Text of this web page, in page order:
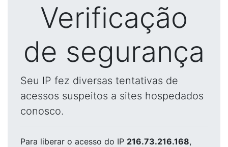
Verificação
de segurança
Seu IP fez diversas tentativas de
acessos suspeitos a sites hospedados
conosco.
Para liberar o acesso do IP 216.73.216.168,